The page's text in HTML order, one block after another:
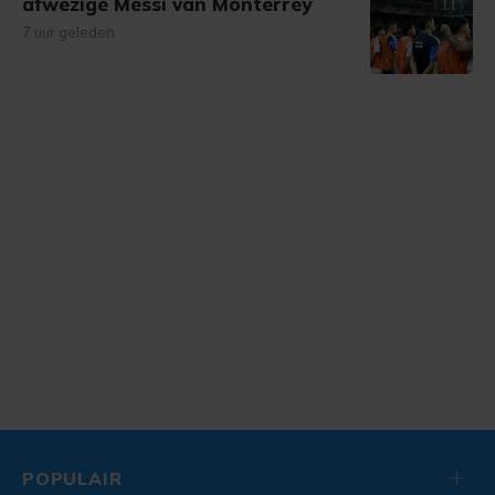
7 uur geleden
POPULAIR